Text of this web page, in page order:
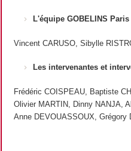
L'équipe GOBELINS Paris
Vincent CARUSO, Sibylle
Les intervenantes et
Frédéric COISPEAU, Baptiste
Olivier MARTIN, Dinny NANJA,
Anne DEVOUASSOUX, Grégory